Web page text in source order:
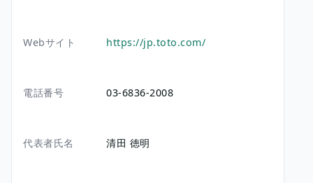
Webサイト https://jp.toto.com/
電話番号 03-6836-2008
代表者氏名 清田 徳明